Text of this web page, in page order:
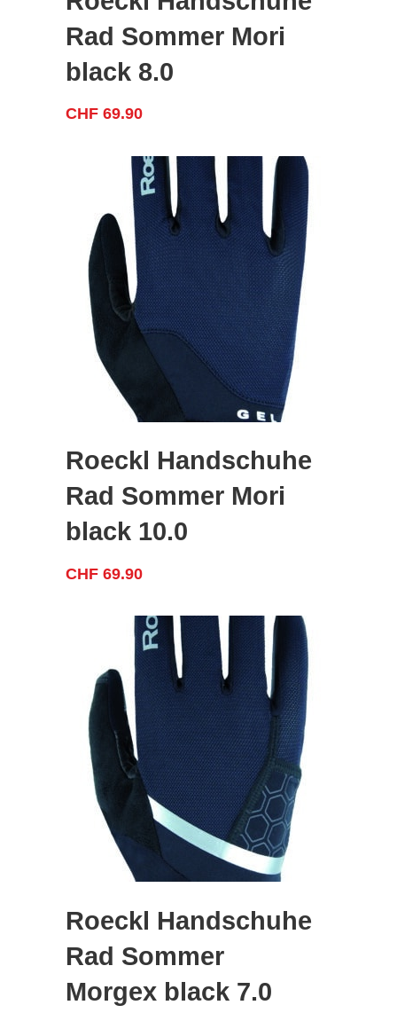
Rad Sommer Mori
black 8.0
CHF 69.90
Roeckl Handschuhe
Rad Sommer Mori
black 10.0
CHF 69.90
Roeckl Handschuhe
Rad Sommer
Morgex black 7.0